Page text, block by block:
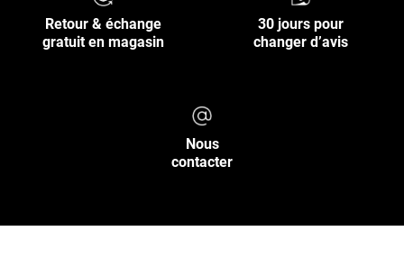
Retour & échange
gratuit en magasin
30 jours pour
changer d’avis
Nous
contacter